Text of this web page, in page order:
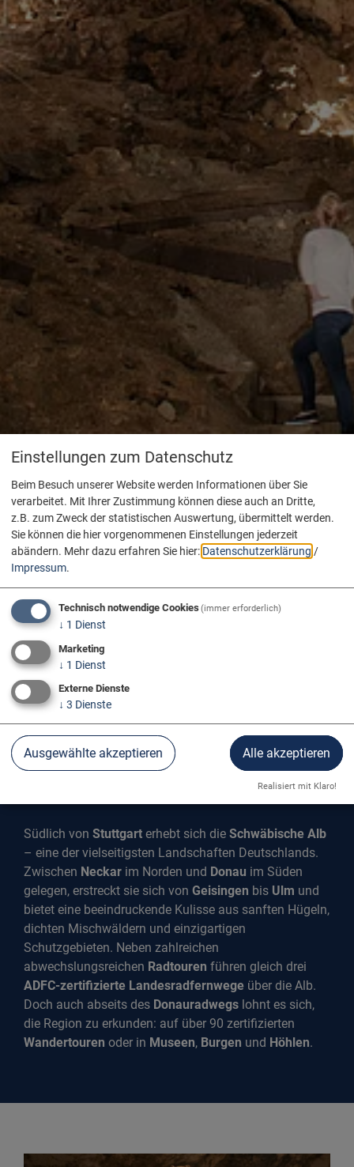
SCHWÄBISCHE ALB
Südlich von Stuttgart erhebt sich die Schwäbische Alb
– eine der vielseitigsten Landschaften Deutschlands.
Zwischen Neckar im Norden und Donau im Süden
gelegen, erstreckt sie sich von Geisingen bis Ulm und
bietet eine beeindruckende Kulisse aus sanften Hügeln,
dichten Mischwäldern und einzigartigen
Schutzgebieten. Neben zahlreichen
abwechslungsreichen Radtouren führen gleich drei
ADFC-zertifizierte Landesradfernwege über die Alb.
Doch auch abseits des Donauradwegs lohnt es sich,
die Region zu erkunden: auf über 90 zertifizierten
Wandertouren oder in Museen, Burgen und Höhlen.
Einstellungen zum Datenschutz
Beim Besuch unserer Website werden Informationen über Sie
verarbeitet. Mit Ihrer Zustimmung können diese auch an Dritte,
z.B. zum Zweck der statistischen Auswertung, übermittelt werden.
Sie können die hier vorgenommenen Einstellungen jederzeit
abändern. Mehr dazu erfahren Sie hier: Datenschutzerklärung /
Impressum.
Technisch notwendige Cookies(immer erforderlich)
↓ 1 Dienst
Marketing
↓ 1 Dienst
Externe Dienste
↓ 3 Dienste
Ausgewählte akzeptieren Alle akzeptieren
Realisiert mit Klaro!